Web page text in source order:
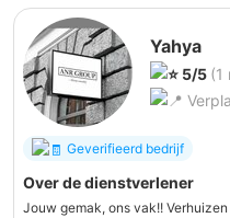
Yahya
5/5 (1
Geverifieerd bedrijf
Over de dienstverlener
Jouw gemak, ons vak!!